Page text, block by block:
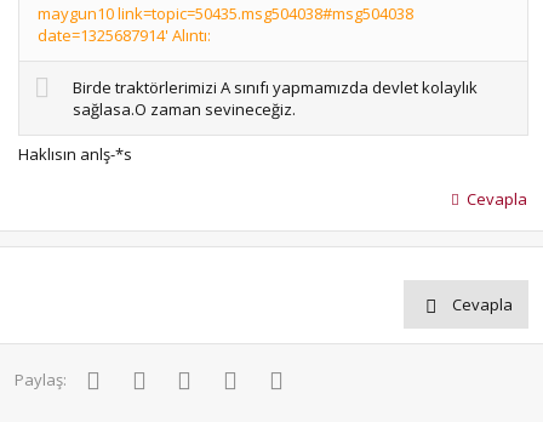
maygun10 link=topic=50435.msg504038#msg504038
date=1325687914' Alıntı:
Birde traktörlerimizi A sınıfı yapmamızda devlet kolaylık
sağlasa.O zaman sevineceğiz.
Haklısın anlş-*s
Cevapla
Cevapla
Paylaş: FacebookTwitter PinterestWhatsApp